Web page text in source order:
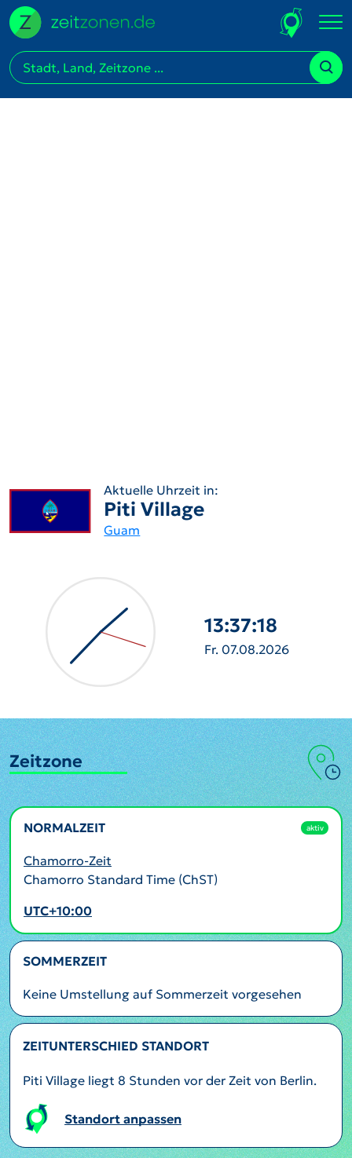
Aktuelle Uhrzeit in:
Piti Village
Guam
13:37:19
Fr. 07.08.2026
Zeitzone
NORMALZEIT aktiv
Chamorro-Zeit
Chamorro Standard Time (ChST)
UTC+10:00
SOMMERZEIT
Keine Umstellung auf Sommerzeit vorgesehen
ZEITUNTERSCHIED STANDORT
Piti Village liegt 8 Stunden vor der Zeit von Berlin.
Standort anpassen